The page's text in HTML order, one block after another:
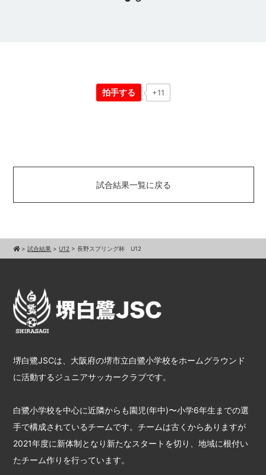
拍手する +11
試合結果一覧に戻る
>試合結果 > U12 >長野スプリング杯 U12
堺白鷺JSCは、大阪府の堺市立白鷺小学校をホームグラウンド
に活動するジュニアサッカークラブです。
白鷺小学校を中心に近隣からも園児(年中)〜小学6年生までの選
手で構成されているチームです。チームは古くからありますが
2021年度に新体制となり新たなスタートを切り、地域に根付い
たチーム作りを行っています。